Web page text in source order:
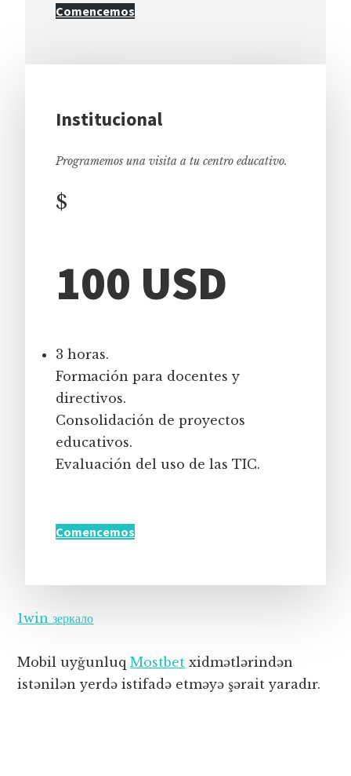
Comencemos
Institucional
Programemos una visita a tu centro educativo.
$
100 USD
3 horas.
Formación para docentes y
directivos.
Consolidación de proyectos
educativos.
Evaluación del uso de las TIC.
Comencemos
1win зеркало
Mobil uyğunluqMostbet xidmətlərindən
istənilən yerdə istifadə etməyə şərait yaradır.